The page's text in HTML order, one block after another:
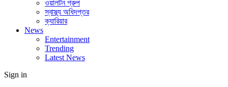
ওয়ালটন গ্রুপ
স্বাস্থ্য অধিদপ্তর
ক্যারিয়ার
News
Entertainment
Trending
Latest News
Sign in